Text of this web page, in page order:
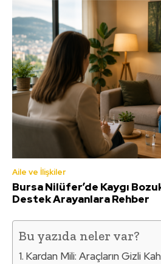
Aile ve İlişkiler
Bursa Nilüfer’de Kaygı
Destek Arayanlara Rehber
Bu yazıda neler var?
Kardan Mili: Araçların Gizli